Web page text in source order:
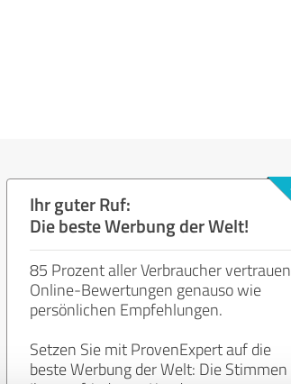
Ihr guter Ruf:
Die beste Werbung der Welt!
85 Prozent aller Verbraucher vertrauen
Online-Bewertungen genauso wie
persönlichen Empfehlungen.
Setzen Sie mit ProvenExpert auf die
beste Werbung der Welt: Die Stimmen